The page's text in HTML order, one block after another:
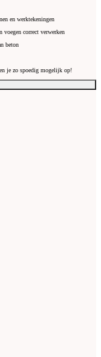
en werktekeningen
voegen correct verwerken
beton
je zo spoedig mogelijk op!